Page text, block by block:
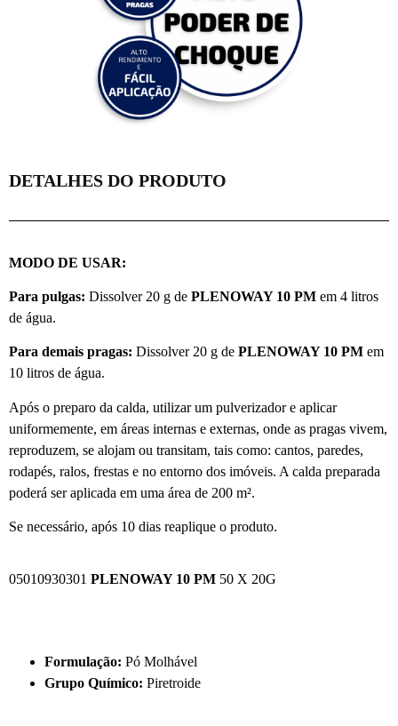
DETALHES DO PRODUTO
MODO DE USAR:
Para pulgas: Dissolver 20 g de PLENOWAY 10 PM em 4 litros
de água.
Para demais pragas: Dissolver 20 g de PLENOWAY 10 PM em
10 litros de água.
Após o preparo da calda, utilizar um pulverizador e aplicar
uniformemente, em áreas internas e externas, onde as pragas vivem,
reproduzem, se alojam ou transitam, tais como: cantos, paredes,
rodapés, ralos, frestas e no entorno dos imóveis. A calda preparada
poderá ser aplicada em uma área de 200 m².
Se necessário, após 10 dias reaplique o produto.
05010930301 PLENOWAY 10 PM 50 X 20G
Formulação: Pó Molhável
Grupo Químico: Piretroide